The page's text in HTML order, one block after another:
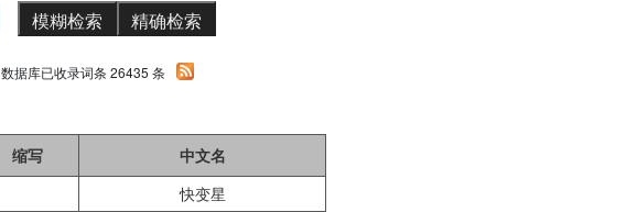
数据库已收录词条 26435 条
缩写
中文名
快变星